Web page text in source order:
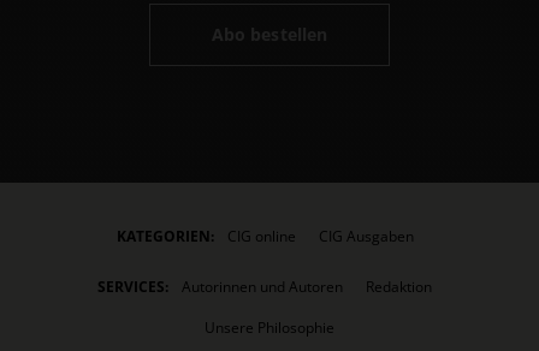
Abo bestellen
KATEGORIEN: CIG online CIG Ausgaben
SERVICES: Autorinnen und Autoren
Redaktion
Unsere Philosophie